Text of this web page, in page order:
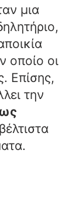
μια
οποίο οι
Επίσης,
την